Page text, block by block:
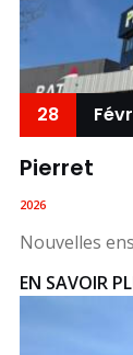
28
Pierret
2026
Nouvelles
EN SAVOIR